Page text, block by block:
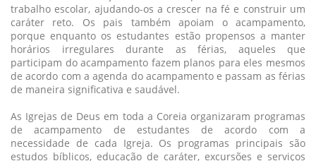
trabalho escolar, ajudando-os a crescer na fé e construir um
caráter reto. Os pais também apoiam o acampamento,
porque enquanto os estudantes estão propensos a manter
horários irregulares durante as férias, aqueles que
participam do acampamento fazem planos para eles mesmos
de acordo com a agenda do acampamento e passam as férias
de maneira significativa e saudável.
As Igrejas de Deus em toda a Coreia organizaram programas
de acampamento de estudantes de acordo com a
necessidade de cada Igreja. Os programas principais são
estudos bíblicos, educação de caráter, excursões e serviços